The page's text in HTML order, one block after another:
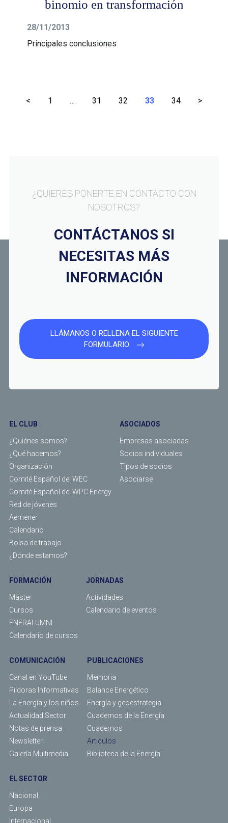
binomio en transformación
28/11/2013
Principales conclusiones
Paginación
< 1 … 31 32 33 34 >
¿QUIERES PONERTE EN CONTACTO CON
NOSOTROS?
CONTÁCTANOS SI
NECESITAS MÁS
INFORMACIÓN
LLÁMANOS O RELLENA EL SIGUIENTE
FORMULARIO
EL CLUB
¿Quiénes somos?
¿Qué hacemos?
Organización
Comité Español del WEC
Comité Español del WPC Energy
Red de jóvenes
Aemener
Calendario
Bolsa de trabajo
¿Dónde estamos?
ASOCIADOS
Empresas asociadas
Socios individuales
Tipos de socios
Asociarse
FORMACIÓN
Máster
Cursos
ENERALUMNI
Calendario de cursos
JORNADAS
Actividades
Calendario de eventos
COMUNICACIÓN
Canal en YouTube
Píldoras Informativas
La Energía y los niños
Actualidad Sector
Notas de prensa
Newsletter
Galería Multimedia
PUBLICACIONES
Memoria
Balance Energético
Energía y geoestrategia
Cuadernos de la Energía
Cuadernos
Articulos
Biblioteca de la Energía
EL SECTOR
Nacional
Europa
Internacional